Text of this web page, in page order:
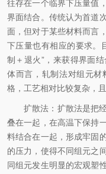
往存在一个临界下压量值
界面结合。传统认为首道
面，但对于某些材料而言
下压量也有相应的要求。
制＋退火”，来获得界面
体而言，轧制法对组元
格，工艺相对比较复杂，
扩散法：扩散法是把
叠在一起，在高温下保持
料结合在一起，形成牢固
的压力，使得不同组元之
同组元发生明显的宏观塑